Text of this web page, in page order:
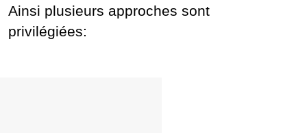
Ainsi plusieurs approches sont
privilégiées: